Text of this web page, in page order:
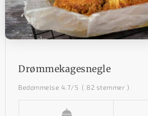
Drømmekagesnegle
Bedømmelse 4.7/5 ( 82 stemmer )